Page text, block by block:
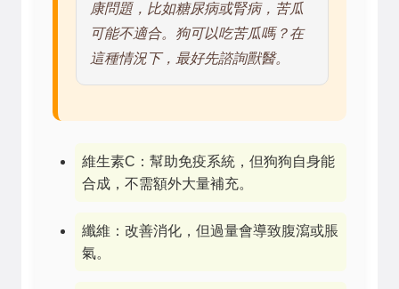
康問題，比如糖尿病或腎病，苦瓜
可能不適合。狗可以吃苦瓜嗎？在
這種情況下，最好先諮詢獸醫。
維生素C：幫助免疫系統，但狗狗自身能
合成，不需額外大量補充。
纖維：改善消化，但過量會導致腹瀉或脹
氣。